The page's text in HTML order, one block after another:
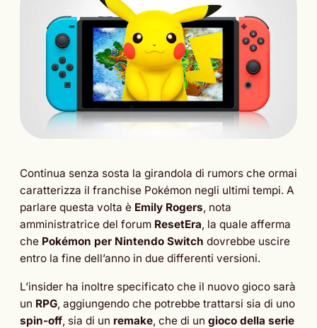
Continua senza sosta la girandola di rumors che ormai
caratterizza il franchise Pokémon negli ultimi tempi. A
parlare questa volta è Emily Rogers, nota
amministratrice del forum ResetEra, la quale afferma
che Pokémon per Nintendo Switch dovrebbe uscire
entro la fine dell’anno in due differenti versioni.
L’insider ha inoltre specificato che il nuovo gioco sarà
un RPG, aggiungendo che potrebbe trattarsi sia di uno
spin-off, sia di un remake, che di un gioco della serie